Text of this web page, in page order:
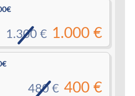
1.000 €
1.300 €
400 €
480 €